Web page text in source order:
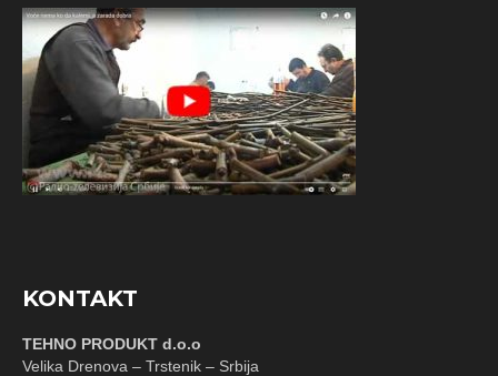
KONTAKT
TEHNO PRODUKT d.o.o
Velika Drenova – Trstenik – Srbija